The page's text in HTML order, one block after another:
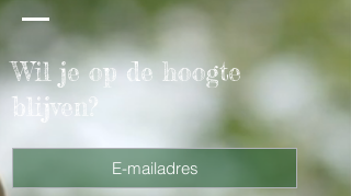
Wil je op de hoogte
blijven?